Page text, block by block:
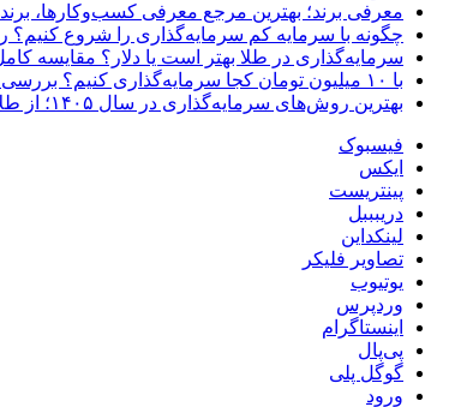
معرفی برند؛ بهترین مرجع معرفی کسب‌وکارها،
چگونه با سرمایه کم سرمایه‌گذاری را شروع کنیم؟
سرمایه‌گذاری در طلا بهتر است یا دلار؟ مقایسه
با ۱۰ میلیون تومان کجا سرمایه‌گذاری کنیم؟ بررسی سودآورترین گزینه‌ها
بهترین روش‌های سرمایه‌گذاری در سال ۱۴۰۵؛ از طلا تا بورس و ارز دیجیتال
فیسبوک
ایکس
پینتریست
دریبببل
لینکداین
تصاویر فلیکر
یوتیوب
وردپرس
اینستاگرام
پی‌پال
گوگل پلی
ورود